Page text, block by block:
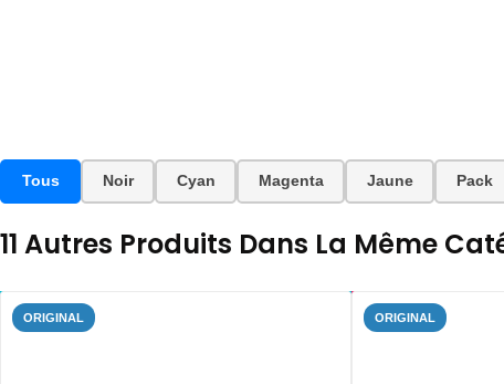
Tous Noir Cyan Magenta Jaune Pack
11 Autres Produits Dans La Même
ORIGINAL ORIGINAL